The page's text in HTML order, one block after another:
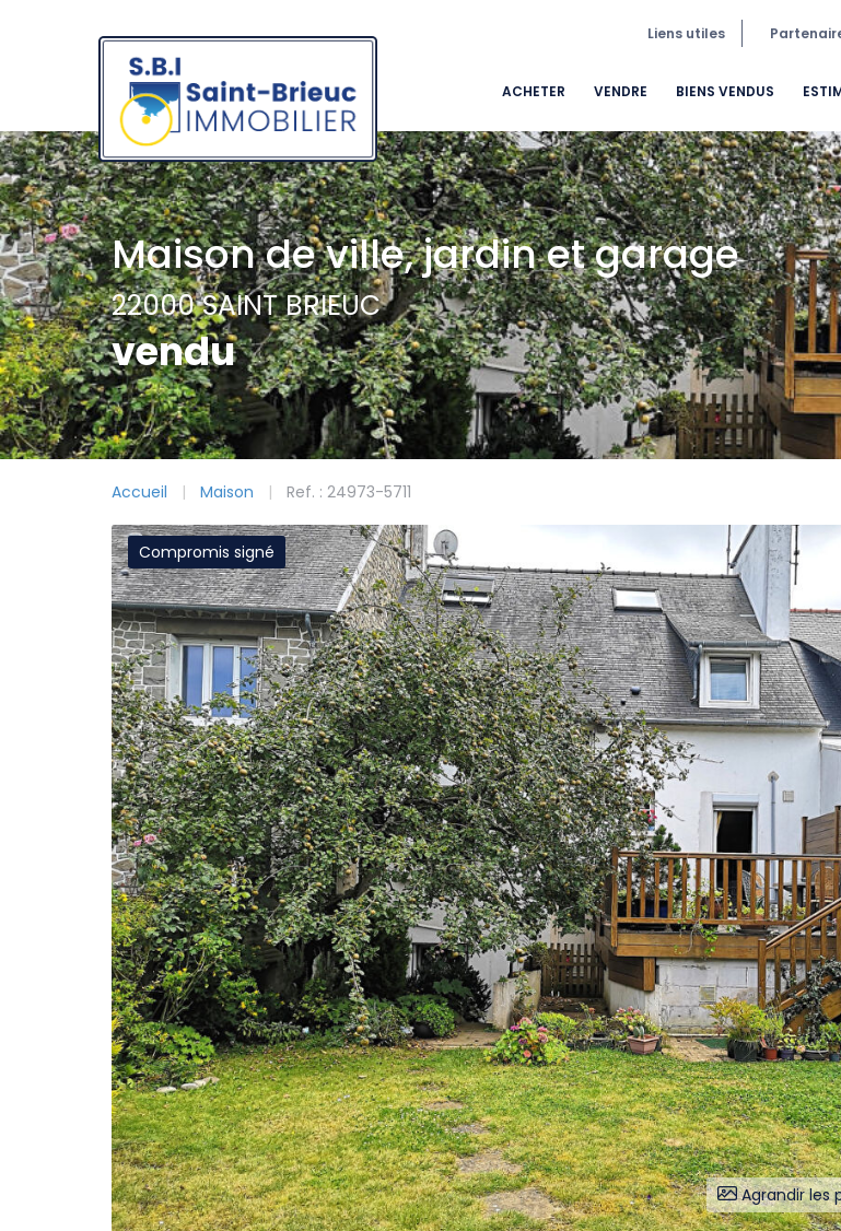
Liens utiles
ACHETER VENDRE BIENS VENDUS
Maison de ville, jardin et garage
22000 SAINT BRIEUC
vendu
Accueil Maison Ref. : 24973-5711
Agrandir les
Compromis signé